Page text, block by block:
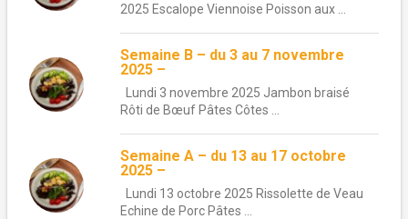
2025 Escalope Viennoise Poisson aux ...
Semaine B – du 3 au 7 novembre
2025 –
Lundi 3 novembre 2025 Jambon braisé
Rôti de Bœuf Pâtes Côtes ...
Semaine A – du 13 au 17 octobre
2025 –
Lundi 13 octobre 2025 Rissolette de Veau
Echine de Porc Pâtes ...